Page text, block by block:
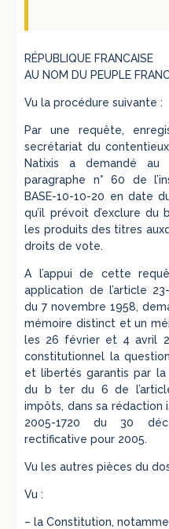
RÉPUBLIQUE FRANCAISE
AU NOM DU PEUPLE
Vu la procédure suivante :
Par une requête,
secrétariat du
Natixis a demandé au
paragraphe n° 60 de
BASE-10-10-20 en date
qu’il prévoit d’exclure
les produits des titres
droits de vote.
A l’appui de cette
application de l’article
du 7 novembre 1958,
mémoire distinct et un
les 26 février et 4 avril
constitutionnel la
et libertés garantis par la
du b ter du 6 de
impôts, dans sa rédaction
2005-1720 du 30
rectificative pour 2005.
Vu les autres pièces du
Vu :
– la Constitution,